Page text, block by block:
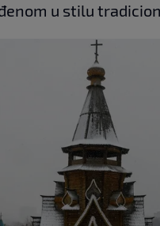
u stilu